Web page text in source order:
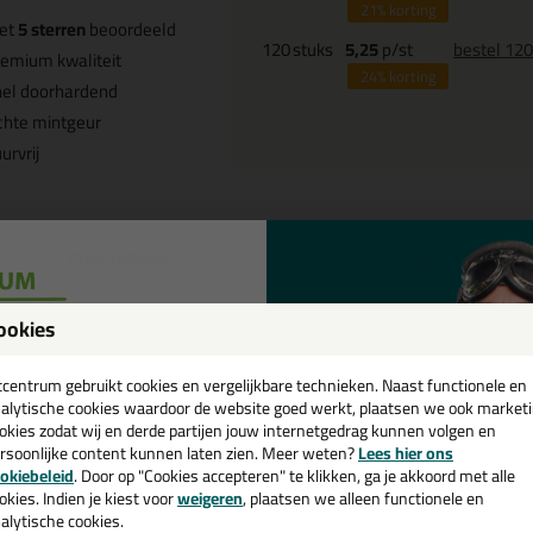
5 sterrenbeoordeeld
kwaliteit
doorhardend
mintgeur
21%korting
120stuks 5,25p/st
24%korting
bestel
Specificaties
S110 400ml in
je kit in een specifieke kleur? Gevonden! Deze sanitairkit Ottoseal
verschillende toepassingen. Een duurzame en veelzijdige kit welke
zoekt met gegarandeerd een topresultaat. Bestel de Ottoseal S110
en op werkdagen besteld = morgen in huis.
je meer weten over de toepassing en kenmerken van dit product?
gebruikt cookies en vergelijkbare technieken. Naast functionele en
cookies waardoor de website goed werkt, plaatsen we ook
zodat wij en derde partijen jouw internetgedrag kunnen volgen en
content kunnen laten zien. Meer weten?Lees hier ons
. Door op "Cookies accepteren" te klikken, ga je akkoord met alle
Indien je kiest voorweigeren, plaatsen we alleen functionele en
cookies.
💚
en ontvang een
€35,-bij je eerste bestelling!